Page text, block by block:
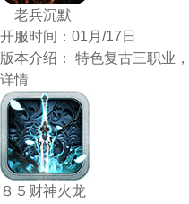
老兵沉默
开服时间： 01月/17日
版本介绍：
特色复古三职业
详情
８５财神火龙